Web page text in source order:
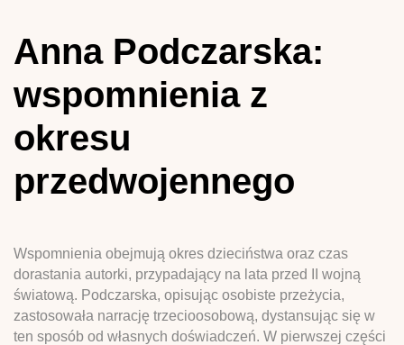
Anna Podczarska:
wspomnienia z
okresu
przedwojennego
Wspomnienia obejmują okres dzieciństwa oraz czas
dorastania autorki, przypadający na lata przed II wojną
światową. Podczarska, opisując osobiste przeżycia,
zastosowała narrację trzecioosobową, dystansując się w
ten sposób od własnych doświadczeń. W pierwszej części